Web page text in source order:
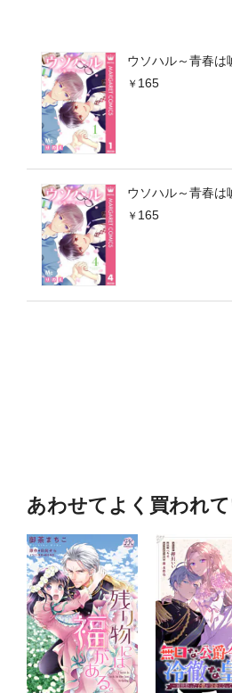
ウソハル～青春は
165
ウソハル～青春は
165
あわせてよく買われ